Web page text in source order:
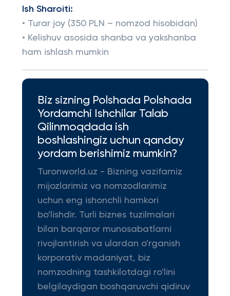
Ish Sharoiti:
• Turar joy (350 PLN – nomzod hisobidan)
• Kelishuv asosida shanba va yakshanba
ham ishlash mumkin
Biz sizning Polshada Polshada
Yordamchi Ishchilar Talab
Qilinmoqdada ish
boshlashingiz uchun qanday
yordam berishimiz mumkin?
Turonworld.uz - Bizning vazifamiz
mijozlarimiz va nomzodlarimiz
uchun eng ishonchli hamkori
bo'lishdir. Turli biznes tuzilmalari
bilan barqaror munosabatlarni
rivojlantirish va ulardan o'rganish
korporativ madaniyat, biz
nomzodning tashkilotdagi ro'lini
belgilaydigan boshqaruvchi qidiruv